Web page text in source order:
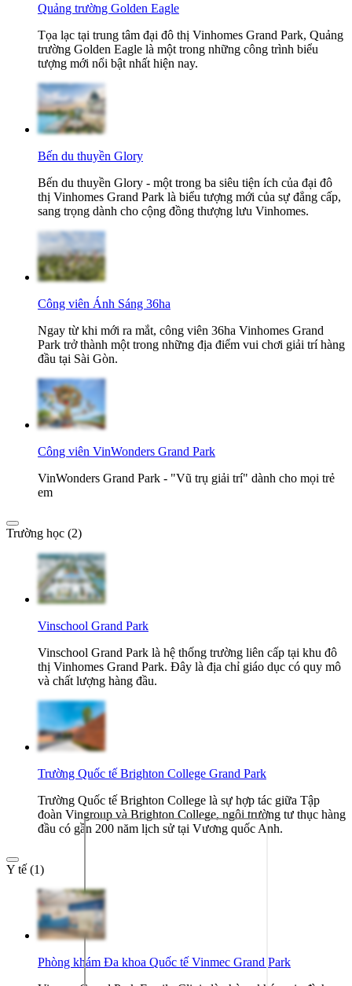
Quảng trường Golden Eagle
Tọa lạc tại trung tâm đại đô thị Vinhomes Grand Park, Quảng
trường Golden Eagle là một trong những công trình biểu
tượng mới nổi bật nhất hiện nay.
Bến du thuyền Glory
Bến du thuyền Glory - một trong ba siêu tiện ích của đại đô
thị Vinhomes Grand Park là biểu tượng mới của sự đẳng cấp,
sang trọng dành cho cộng đồng thượng lưu Vinhomes.
Công viên Ánh Sáng 36ha
Ngay từ khi mới ra mắt, công viên 36ha Vinhomes Grand
Park trở thành một trong những địa điểm vui chơi giải trí hàng
đầu tại Sài Gòn.
Công viên VinWonders Grand Park
VinWonders Grand Park - "Vũ trụ giải trí" dành cho mọi trẻ
em
Trường học (2)
Vinschool Grand Park
Vinschool Grand Park là hệ thống trường liên cấp tại khu đô
thị Vinhomes Grand Park. Đây là địa chỉ giáo dục có quy mô
và chất lượng hàng đầu.
Trường Quốc tế Brighton College Grand Park
Trường Quốc tế Brighton College là sự hợp tác giữa Tập
đoàn Vingroup và Brighton College, ngôi trường tư thục hàng
đầu có gần 200 năm lịch sử tại Vương quốc Anh.
Y tế (1)
Phòng khám Đa khoa Quốc tế Vinmec Grand Park